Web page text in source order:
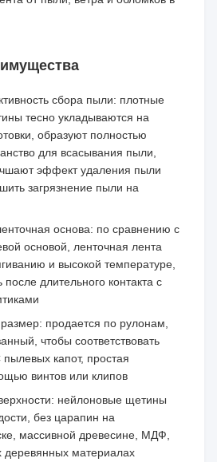
сбора пыли: плотные
тесно укладываются на
образуют полностью
для всасывания пыли,
эффект удаления пыли
загрязнение пыли на
основа: по сравнению с
основой, ленточная лента
и высокой температуре,
после длительного контакта с
продается по рулонам,
чтобы соответствовать
капот, простая
винтов или клипов
нейлоновые щетины
без царапин на
массивной древесине, МДФ,
деревянных материалах